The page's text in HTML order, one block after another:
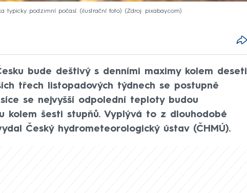
typicky podzimní počasí. (ilustrační foto) Zdroj: pixabay.com
bude deštivý s denními maximy kolem deseti
třech listopadových týdnech se postupně
se nejvyšší odpolední teploty budou
kolem šesti stupňů. Vyplývá to z dlouhodobé
Český hydrometeorologický ústav (ČHMÚ).